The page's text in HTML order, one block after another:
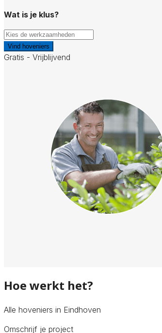
Wat is je klus?
Vind hoveniers
Gratis - Vrijblijvend
Hoe werkt het?
Alle hoveniers in Eindhoven
Omschrijf je project